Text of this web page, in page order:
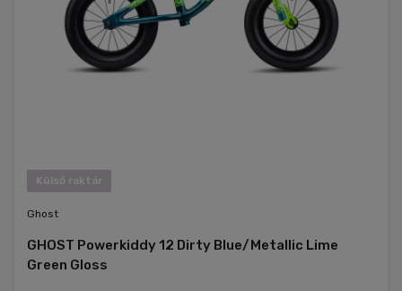
Külső raktár
Ghost
GHOST Powerkiddy 12 Dirty Blue/Metallic Lime
Green Gloss